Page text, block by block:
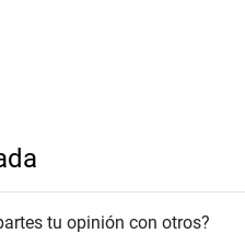
tu opinión con otros?